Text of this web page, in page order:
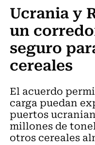
Ucrania y
un
seguro
cereales
El acuerdo
carga puedan
puertos
millones de
otros cereales